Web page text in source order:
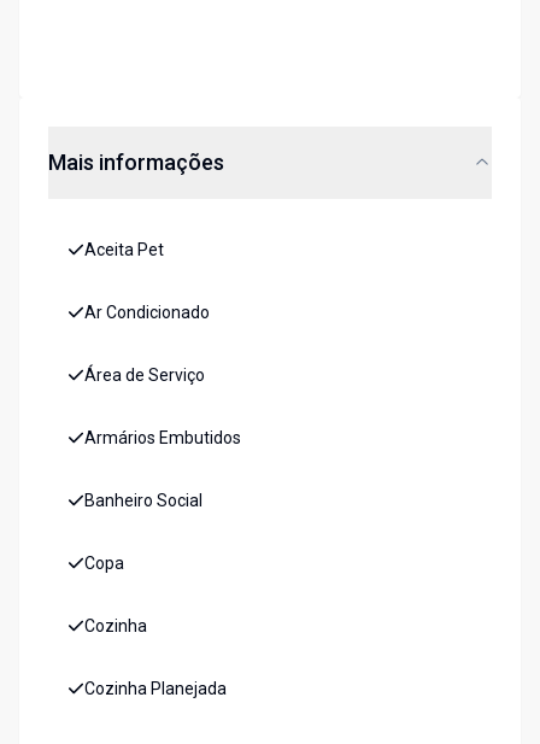
Mais informações
Aceita Pet
Ar Condicionado
Área de Serviço
Armários Embutidos
Banheiro Social
Copa
Cozinha
Cozinha Planejada